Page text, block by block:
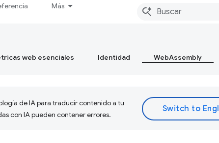
Más
web esenciales Identidad WebAssembly
de IA para traducir contenido a tu
con IA pueden contener errores.